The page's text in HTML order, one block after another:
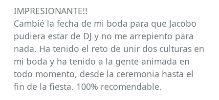
IMPRESIONANTE!!
Cambié la fecha de mi boda para que Jacobo
pudiera estar de DJ y no me arrepiento para
nada. Ha tenido el reto de unir dos culturas en
mi boda y ha tenido a la gente animada en
todo momento, desde la ceremonia hasta el
fin de la fiesta. 100% recomendable.